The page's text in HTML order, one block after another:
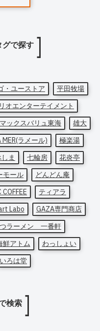
グで探す
・ユーストア
平田牧場
オエンターテイメント
マックスバリュ東海
雄大
MER(ラメール)
極楽湯
ま 七輪房
花炎亭
モール
どんどん庵
COFFEE
ティアラ
Labo
GAZA専門商店
ラーメン 一番軒
鮮アトム
わっしょい
いろは堂
検索